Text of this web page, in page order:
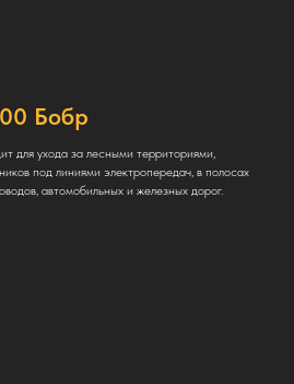
Бобр
для ухода за лесными территориями,
под линиями электропередач, в полосах
автомобильных и железных дорог.